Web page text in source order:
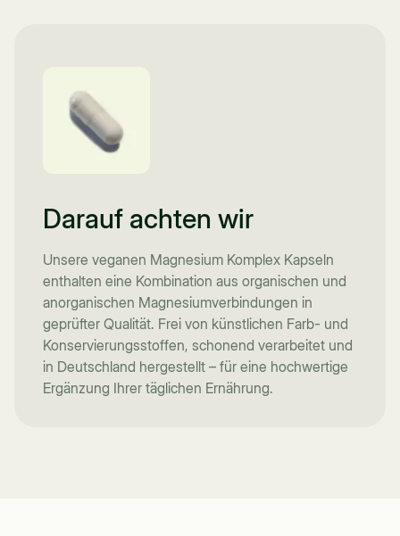
Darauf achten wir
Unsere veganen Magnesium Komplex Kapseln
enthalten eine Kombination aus organischen und
anorganischen Magnesiumverbindungen in
geprüfter Qualität. Frei von künstlichen Farb- und
Konservierungsstoffen, schonend verarbeitet und
in Deutschland hergestellt – für eine hochwertige
Ergänzung Ihrer täglichen Ernährung.